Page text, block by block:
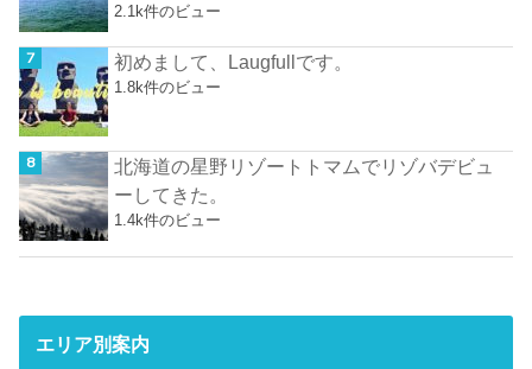
2.1k件のビュー
初めまして、Laugfullです。
1.8k件のビュー
北海道の星野リゾートトマムでリゾバデビュ
ーしてきた。
1.4k件のビュー
エリア別案内